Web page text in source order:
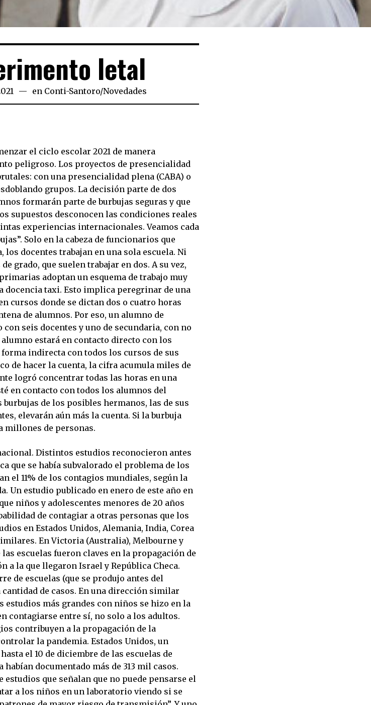
letal
07/02/2021
en Conti-Santoro/Novedades
el ciclo escolar 2021 de manera
peligroso. Los proyectos de presencialidad
con una presencialidad plena (CABA) o
grupos. La decisión parte de dos
formarán parte de burbujas seguras y que
supuestos desconocen las condiciones reales
experiencias internacionales. Veamos cada
Solo en la cabeza de funcionarios que
los docentes trabajan en una sola escuela. Ni
grado, que suelen trabajar en dos. A su vez,
adoptan un esquema de trabajo muy
docencia taxi. Esto implica peregrinar de una
cursos donde se dictan dos o cuatro horas
de alumnos. Por eso, un alumno de
seis docentes y uno de secundaria, con no
estará en contacto directo con los
forma indirecta con todos los cursos de sus
de hacer la cuenta, la cifra acumula miles de
logró concentrar todas las horas en una
en contacto con todos los alumnos del
de los posibles hermanos, las de sus
elevarán aún más la cuenta. Si la burbuja
millones de personas.
Distintos estudios reconocieron antes
que se había subvalorado el problema de los
el 11% de los contagios mundiales, según la
Un estudio publicado en enero de este año en
niños y adolescentes menores de 20 años
de contagiar a otras personas que los
en Estados Unidos, Alemania, India, Corea
En Victoria (Australia), Melbourne y
las escuelas fueron claves en la propagación de
a la que llegaron Israel y República Checa.
de escuelas (que se produjo antes del
de casos. En una dirección similar
estudios más grandes con niños se hizo en la
contagiarse entre sí, no solo a los adultos.
contribuyen a la propagación de la
la pandemia. Estados Unidos, un
el 10 de diciembre de las escuelas de
documentado más de 313 mil casos.
que señalan que no puede pensarse el
a los niños en un laboratorio viendo si se